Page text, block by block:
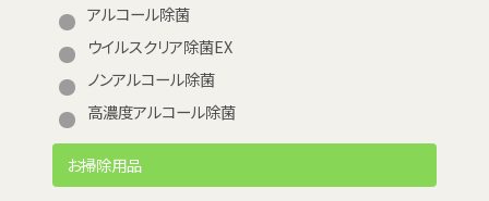
アルコール除菌
ウイルスクリア除菌EX
ノンアルコール除菌
高濃度アルコール除菌
お掃除用品